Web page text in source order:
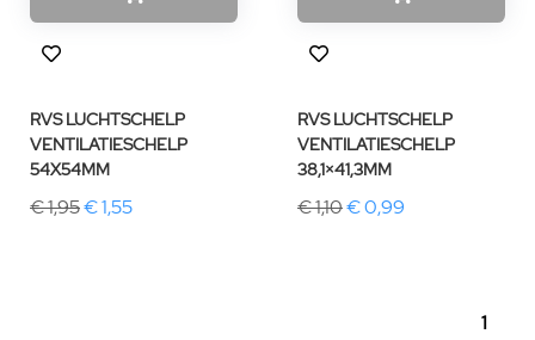
RVS LUCHTSCHELP
VENTILATIESCHELP
54X54MM
€ 1,95€ 1,55
RVS LUCHTSCHELP
VENTILATIESCHELP
38,1×41,3MM
€ 1,10€ 0,99
1